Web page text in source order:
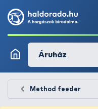
Áruház
Method feeder